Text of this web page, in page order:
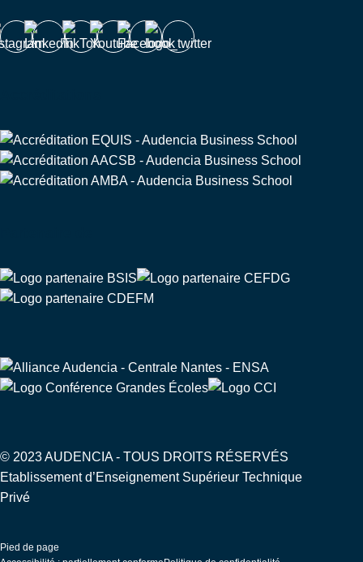
© 2023 AUDENCIA - TOUS DROITS RÉSERVÉS
Etablissement d’Enseignement Supérieur Technique
Privé
Pied de page